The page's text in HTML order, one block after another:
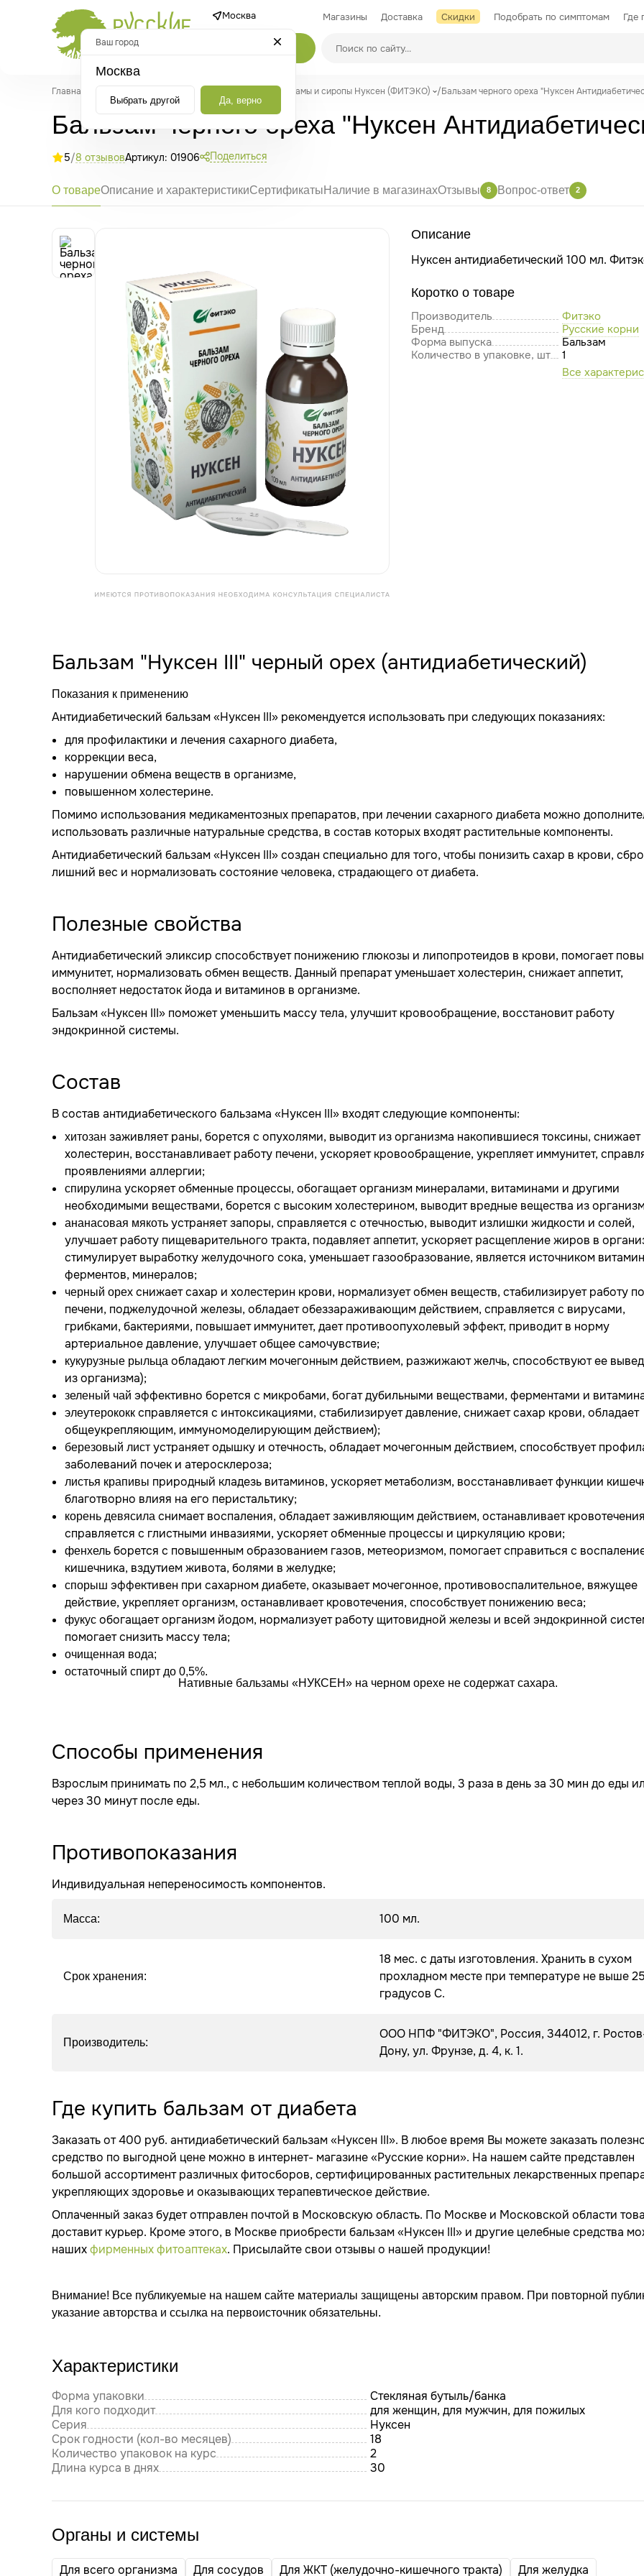
Москва Магазины Доставка Скидки Подобрать по симптомам Где
Производители
Каталог
Главная Бальзамы, сиропы и эликсиры Бальзамы и сиропы Нуксен (ФИТЭКО) /Бальзам черного ореха "Нуксен
Бальзам черного ореха "Нуксен
5/8 отзывовАртикул: 01906 Поделиться
О товареОписание и характеристикиСертификатыНаличие в магазинахОтзывы 8 Вопрос-ответ 2
Описание
Нуксен антидиабетический 100 мл.
Коротко о товаре
Производитель
Фитэко
Бренд
Русские корни
Форма выпуска
Бальзам
Количество в упаковке, шт
1
Все
Бальзам "Нуксен III" черный орех (антидиабетический)
Показания к применению
Антидиабетический бальзам «Нуксен III» рекомендуется использовать при следующих показаниях:
для профилактики и лечения сахарного диабета,
коррекции веса,
нарушении обмена веществ в организме,
повышенном холестерине.
Помимо использования медикаментозных препаратов, при лечении сахарного диабета можно
использовать различные натуральные средства, в состав которых входят растительные компоненты.
Антидиабетический бальзам «Нуксен III» создан специально для того, чтобы понизить сахар в крови,
лишний вес и нормализовать состояние человека, страдающего от диабета.
Полезные свойства
Антидиабетический эликсир способствует понижению глюкозы и липопротеидов в крови, помогает
иммунитет, нормализовать обмен веществ. Данный препарат уменьшает холестерин, снижает аппетит,
восполняет недостаток йода и витаминов в организме.
Бальзам «Нуксен III» поможет уменьшить массу тела, улучшит кровообращение, восстановит работу
эндокринной системы.
Состав
В состав антидиабетического бальзама «Нуксен III» входят следующие компоненты:
хитозанзаживляет раны, борется с опухолями, выводит из организма накопившиеся токсины, снижает
холестерин, восстанавливает работу печени, ускоряет кровообращение, укрепляет иммунитет,
проявлениями аллергии;
спирулина ускоряет обменные процессы, обогащает организм минералами, витаминами и другими
необходимыми веществами, борется с высоким холестерином, выводит вредные вещества из
ананасовая мякоть устраняет запоры, справляется с отечностью, выводит излишки жидкости и солей,
улучшает работу пищеварительного тракта, подавляет аппетит, ускоряет расщепление жиров в
стимулирует выработку желудочного сока, уменьшает газообразование, является источником
ферментов, минералов;
черный орех снижает сахар и холестерин крови, нормализует обмен веществ, стабилизирует работу
печени, поджелудочной железы, обладает обеззараживающим действием, справляется с вирусами,
грибками, бактериями, повышает иммунитет, дает противоопухолевый эффект, приводит в норму
артериальное давление, улучшает общее самочувствие;
кукурузные рыльца обладают легким мочегонным действием, разжижают желчь, способствуют ее
из организма);
зеленый чай эффективно борется с микробами, богат дубильными веществами, ферментами и
элеутерококк справляется с интоксикациями, стабилизирует давление, снижает сахар крови, обладает
общеукрепляющим, иммуномоделирующим действием);
березовый лист устраняет одышку и отечность, обладает мочегонным действием, способствует
заболеваний почек и атеросклероза;
листья крапивы природный кладезь витаминов, ускоряет метаболизм, восстанавливает функции
благотворно влияя на его перистальтику;
корень девясила снимает воспаления, обладает заживляющим действием, останавливает
справляется с глистными инвазиями, ускоряет обменные процессы и циркуляцию крови;
фенхель борется с повышенным образованием газов, метеоризмом, помогает справиться с
кишечника, вздутием живота, болями в желудке;
спорыш эффективен при сахарном диабете, оказывает мочегонное, противовоспалительное, вяжущее
действие, укрепляет организм, останавливает кровотечения, способствует понижению веса;
фукус обогащает организм йодом, нормализует работу щитовидной железы и всей эндокринной
помогает снизить массу тела;
очищенная вода;
остаточный спирт до 0,5%.
Нативные бальзамы «НУКСЕН» на черном орехе не содержат сахара.
Способы применения
Взрослым принимать по 2,5 мл., с небольшим количеством теплой воды, 3 раза в день за 30 мин до еды
через 30 минут после еды.
Противопоказания
Индивидуальная непереносимость компонентов.
Масса: 100 мл.
Срок хранения:
18 мес. с даты изготовления. Хранить в сухом
прохладном месте при температуре не выше 25
градусов С.
Производитель:
ООО НПФ "ФИТЭКО", Россия, 344012, г.
Дону, ул. Фрунзе, д. 4, к. 1.
Где купить бальзам от диабета
Заказать от 400 руб. антидиабетический бальзам «Нуксен III». В любое время Вы можете заказать
средство по выгодной цене можно в интернет- магазине «Русские корни». На нашем сайте представлен
большой ассортимент различных фитосборов, сертифицированных растительных лекарственных
укрепляющих здоровье и оказывающих терапевтическое действие.
Оплаченный заказ будет отправлен почтой в Московскую область. По Москве и Московской области
доставит курьер. Кроме этого, в Москве приобрести бальзам «Нуксен III» и другие целебные средства
нашихфирменных фитоаптеках. Присылайте свои отзывы о нашей продукции!
Внимание! Все публикуемые на нашем сайте материалы защищены авторским правом. При повторной
указание авторства и ссылка на первоисточник обязательны.
Характеристики
Форма упаковки
Стекляная бутыль/банка
Для кого подходит
для женщин, для мужчин, для пожилых
Серия
Нуксен
Срок годности (кол-во месяцев)
18
Количество упаковок на курс
2
Длина курса в днях
30
Органы и системы
Для всего организма Для сосудов Для ЖКТ (желудочно-кишечного тракта) Для желудка
Ваш город
Москва
Выбрать другой Да, верно